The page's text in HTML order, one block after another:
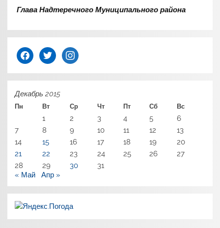
Глава Надтеречного Муниципального района
facebooktwitter instagram
Декабрь 2015
Пн Вт Ср Чт Пт Сб Вс
1 2 3 4 5
6
7
8 9 10 11 12
13
14
15 16 17 18 19
20
21
22 23 24 25 26
27
28
29 30
31
« Май
Апр »